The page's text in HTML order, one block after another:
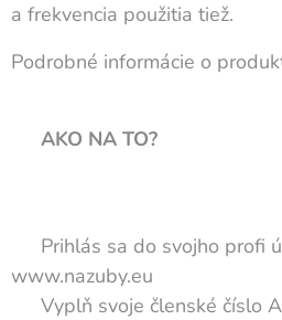
a frekvencia použitia tiež.
Podrobné informácie o
AKO
🔐 Prihlás sa do svojho profi
www.nazuby.eu
🆔 Vyplň svoje členské číslo